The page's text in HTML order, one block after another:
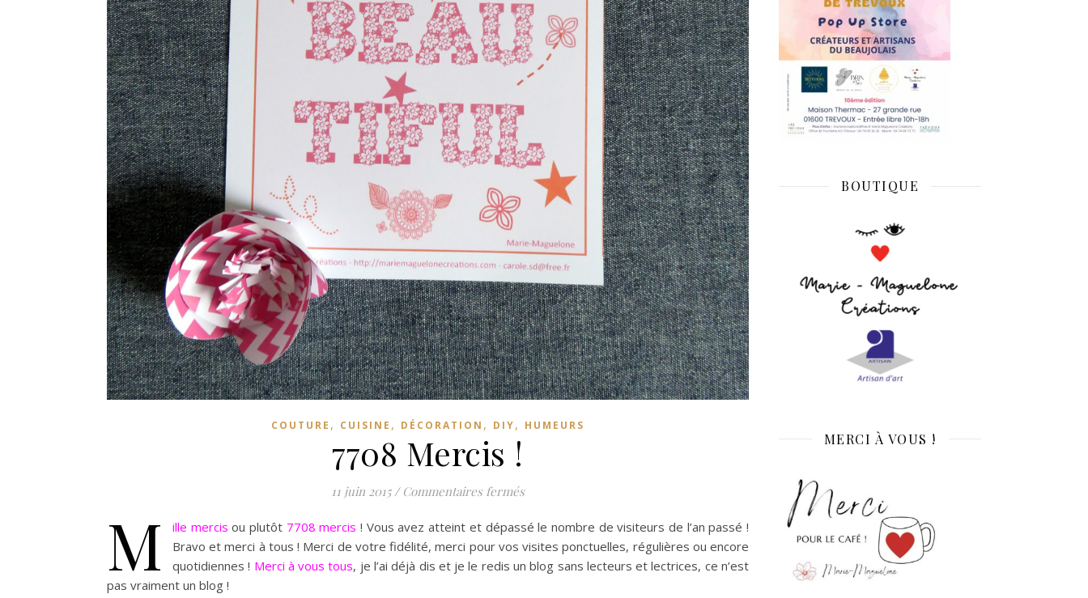
COUTURE , CUISINE , DÉCORATION , DIY, HUMEURS
7708 Mercis !
11 juin 2015 / Commentaires ferméssur 7708 Mercis !
M ille mercis ou plutôt 7708 mercis ! Vous avez atteint et dépassé le nombre de visiteurs de l’an passé !
Bravo et merci à tous ! Merci de votre fidélité, merci pour vos visites ponctuelles, régulières ou encore
quotidiennes ! Merci à vous tous, je l’ai déjà dis et je le redis un blog sans lecteurs et lectrices, ce n’est
pas vraiment un blog !
BOUTIQUE
MERCI À VOUS !